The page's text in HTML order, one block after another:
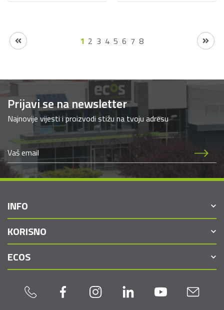
1 2 3 4 5 6 7 8
Prijavi se na newsletter
Najnovije vijesti i proizvodi stižu na tvoju adresu
INFO
KORISNO
ECOS